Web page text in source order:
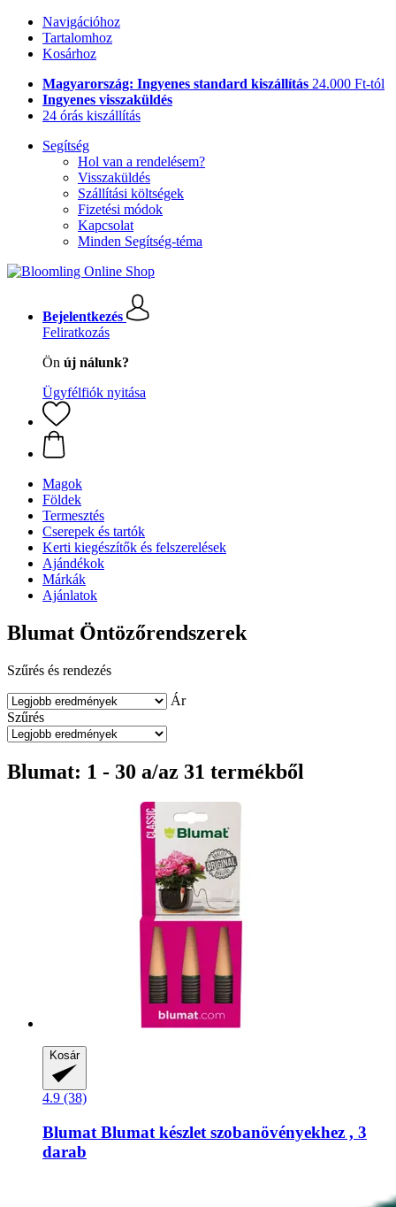
Navigációhoz
Tartalomhoz
Kosárhoz
Magyarország: Ingyenes standard kiszállítás 24.000 Ft-tól
Ingyenes visszaküldés
24 órás kiszállítás
Segítség
Hol van a rendelésem?
Visszaküldés
Szállítási költségek
Fizetési módok
Kapcsolat
Minden Segítség-téma
Bejelentkezés
Feliratkozás
Ön új nálunk?
Ügyfélfiók nyitása
Magok
Földek
Termesztés
Cserepek és tartók
Kerti kiegészítők és felszerelések
Ajándékok
Márkák
Ajánlatok
Blumat Öntözőrendszerek
Szűrés és rendezés
Ár
Szűrés
Blumat: 1 - 30 a/az 31 termékből
Kosár
4.9 (38)
Blumat Blumat készlet szobanövényekhez , 3
darab